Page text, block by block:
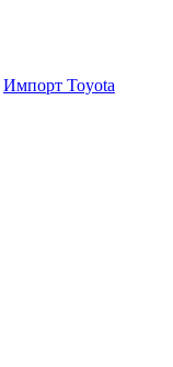
Импорт Toyota